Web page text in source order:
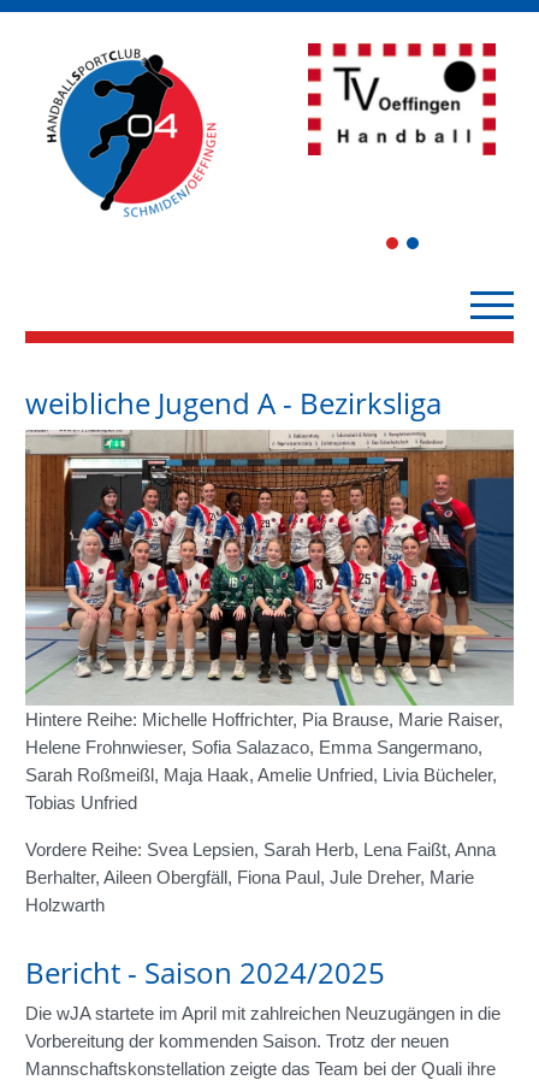
1 2
weibliche Jugend A - Bezirksliga
Hintere Reihe: Michelle Hoffrichter, Pia Brause, Marie Raiser,
Helene Frohnwieser, Sofia Salazaco, Emma Sangermano,
Sarah Roßmeißl, Maja Haak, Amelie Unfried, Livia Bücheler,
Tobias Unfried
Vordere Reihe: Svea Lepsien, Sarah Herb, Lena Faißt, Anna
Berhalter, Aileen Obergfäll, Fiona Paul, Jule Dreher, Marie
Holzwarth
Bericht - Saison 2024/2025
Die wJA startete im April mit zahlreichen Neuzugängen in die
Vorbereitung der kommenden Saison. Trotz der neuen
Mannschaftskonstellation zeigte das Team bei der Quali ihre